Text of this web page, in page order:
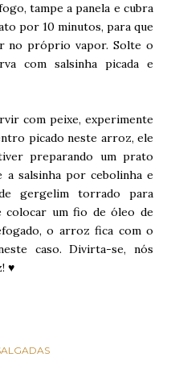
tampe a panela e cubra
por 10 minutos, para que
no próprio vapor. Solte o
com salsinha picada e
com peixe, experimente
picado neste arroz, ele
preparando um prato
a salsinha por cebolinha e
gergelim torrado para
colocar um fio de óleo de
o arroz fica com o
caso. Divirta-se, nós
♥